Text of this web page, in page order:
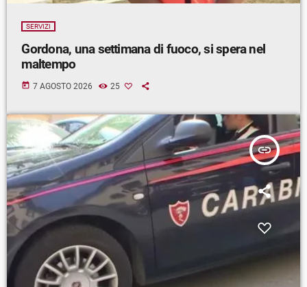
SERVIZI
Gordona, una settimana di fuoco, si spera nel
maltempo
today 7 AGOSTO 2026 25
insert_link